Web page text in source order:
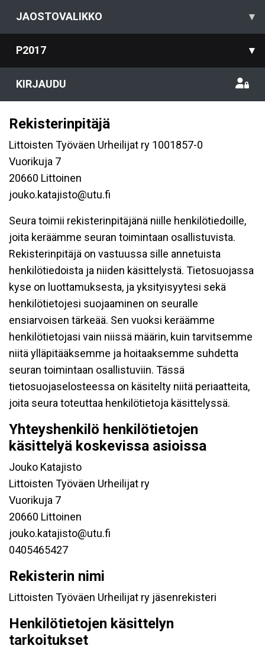
JAOSTOVALIKKO ▾
P2017 ▾
KIRJAUDU
Rekisterinpitäjä
Littoisten Työväen Urheilijat ry 1001857-0
Vuorikuja 7
20660 Littoinen
jouko.katajisto@utu.fi
Seura toimii rekisterinpitäjänä niille henkilötiedoille,
joita keräämme seuran toimintaan osallistuvista.
Rekisterinpitäjä on vastuussa sille annetuista
henkilötiedoista ja niiden käsittelystä. Tietosuojassa
kyse on luottamuksesta, ja yksityisyytesi sekä
henkilötietojesi suojaaminen on seuralle
ensiarvoisen tärkeää. Sen vuoksi keräämme
henkilötietojasi vain niissä määrin, kuin tarvitsemme
niitä ylläpitääksemme ja hoitaaksemme suhdetta
seuran toimintaan osallistuviin. Tässä
tietosuojaselosteessa on käsitelty niitä periaatteita,
joita seura toteuttaa henkilötietoja käsittelyssä.
Yhteyshenkilö henkilötietojen
käsittelyä koskevissa asioissa
Jouko Katajisto
Littoisten Työväen Urheilijat ry
Vuorikuja 7
20660 Littoinen
jouko.katajisto@utu.fi
0405465427
Rekisterin nimi
Littoisten Työväen Urheilijat ry jäsenrekisteri
Henkilötietojen käsittelyn
tarkoitukset